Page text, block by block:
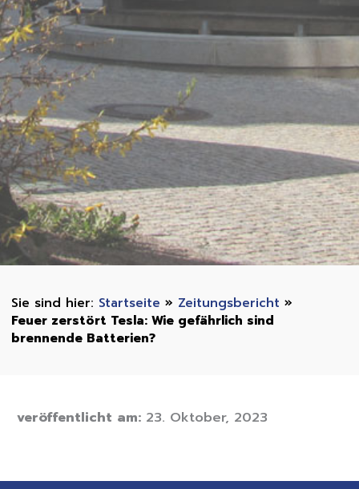
Startseite » Zeitungsbericht »
Feuer zerstört Tesla: Wie gefährlich sind
brennende Batterien?
veröffentlicht am:23. Oktober, 2023